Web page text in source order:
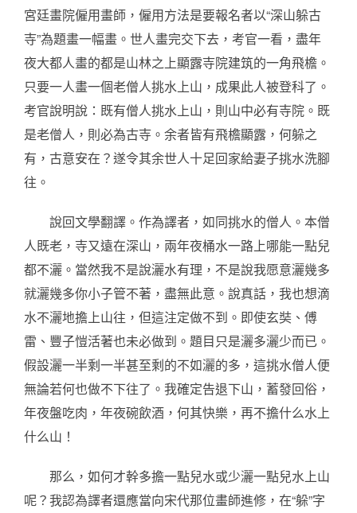
宮廷畫院僱用畫師，僱用方法是要報名者以“深山躲古
寺”為題畫一幅畫。世人畫完交下去，考官一看，盡年
夜大都人畫的都是山林之上顯露寺院建筑的一角飛檐。
只要一人畫一個老僧人挑水上山，成果此人被登科了。
考官說明說：既有僧人挑水上山，則山中必有寺院。既
是老僧人，則必為古寺。余者皆有飛檐顯露，何躲之
有，古意安在？遂令其余世人十足回家給妻子挑水洗腳
往。
說回文學翻譯。作為譯者，如同挑水的僧人。本僧
人既老，寺又遠在深山，兩年夜桶水一路上哪能一點兒
都不灑。當然我不是說灑水有理，不是說我愿意灑幾多
就灑幾多你小子管不著，盡無此意。說真話，我也想滴
水不灑地擔上山往，但這注定做不到。即使玄奘、傅
雷、豐子愷活著也未必做到。題目只是灑多灑少而已。
假設灑一半剩一半甚至剩的不如灑的多，這挑水僧人便
無論若何也做不下往了。我確定告退下山，蓄發回俗，
年夜盤吃肉，年夜碗飲酒，何其快樂，再不擔什么水上
什么山！
那么，如何才幹多擔一點兒水或少灑一點兒水上山
呢？我認為譯者還應當向宋代那位畫師進修，在“躲”字